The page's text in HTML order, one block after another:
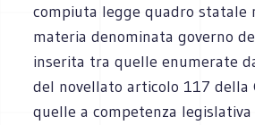
compiuta legge quadro statale
materia denominata governo
inserita tra quelle enumerate
del novellato articolo 117 della
quelle a competenza